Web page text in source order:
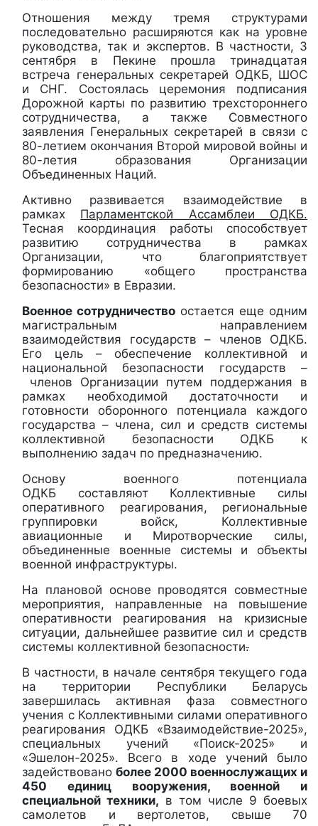
Отношения между тремя структурами
последовательно расширяются как на уровне
руководства, так и экспертов. В частности, 3
сентября в Пекине прошла тринадцатая
встреча генеральных секретарей ОДКБ, ШОС
и СНГ. Состоялась церемония подписания
Дорожной карты по развитию трехстороннего
сотрудничества, а также Совместного
заявления Генеральных секретарей в связи с
80-летием окончания Второй мировой войны и
80-летия образования Организации
Объединенных Наций.
Активно развивается взаимодействие в
рамках Парламентской Ассамблеи ОДКБ.
Тесная координация работы способствует
развитию сотрудничества в рамках
Организации, что благоприятствует
формированию «общего пространства
безопасности» в Евразии.
Военное сотрудничество остается еще одним
магистральным направлением
взаимодействия государств – членов ОДКБ.
Его цель – обеспечение коллективной и
национальной безопасности государств –
членов Организации путем поддержания в
рамках необходимой достаточности и
готовности оборонного потенциала каждого
государства – члена, сил и средств системы
коллективной безопасности ОДКБ к
выполнению задач по предназначению.
Основу военного потенциала
ОДКБ составляют Коллективные силы
оперативного реагирования, региональные
группировки войск, Коллективные
авиационные и Миротворческие силы,
объединенные военные системы и объекты
военной инфраструктуры.
На плановой основе проводятся совместные
мероприятия, направленные на повышение
оперативности реагирования на кризисные
ситуации, дальнейшее развитие сил и средств
системы коллективной безопасности.
В частности, в начале сентября текущего года
на территории Республики Беларусь
завершилась активная фаза совместного
учения с Коллективными силами оперативного
реагирования ОДКБ «Взаимодействие-2025»,
специальных учений «Поиск-2025» и
«Эшелон-2025». Всего в ходе учений было
задействовано более 2000 военнослужащих и
450 единиц вооружения, военной и
специальной техники, в том числе 9 боевых
самолетов и вертолетов, свыше 70